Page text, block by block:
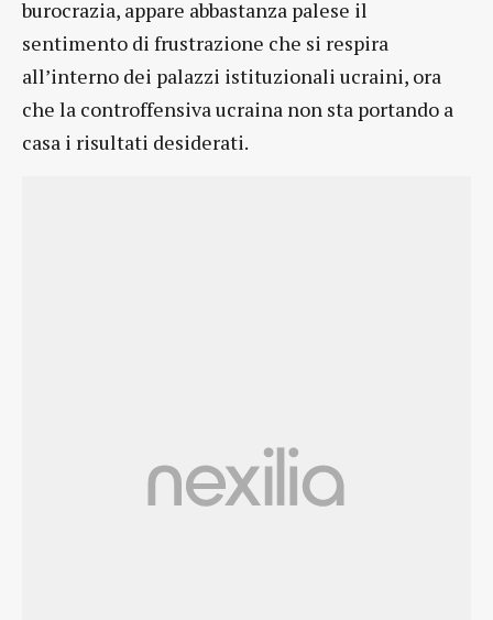
burocrazia, appare abbastanza palese il
sentimento di frustrazione che si respira
all’interno dei palazzi istituzionali ucraini, ora
che la controffensiva ucraina non sta portando a
casa i risultati desiderati.